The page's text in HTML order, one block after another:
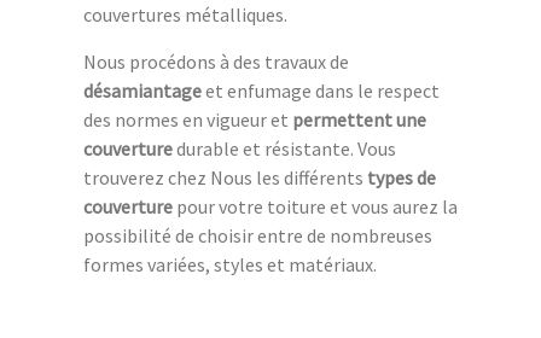
couvertures métalliques.
Nous procédons à des travaux de
désamiantageet enfumage dans le respect
des normes en vigueur et permettent une
couverturedurable et résistante. Vous
trouverez chez Nous les différents types de
couverture pour votre toiture et vous aurez la
possibilité de choisir entre de nombreuses
formes variées, styles et matériaux.